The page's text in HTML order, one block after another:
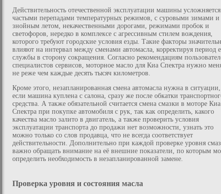
Действительность отечественной эксплуатации машины усложняется
частыми перепадами температурных режимов, с суровыми зимами и
знойным летом, некачественными дорогами, режимами пробок и
светофоров, нередко в комплексе с агрессивным стилем вождения,
которого требуют городские условия езды. Такие факторы
влияют на интервал между сменами автомасла, корректируя период
службы в сторону сокращения. Согласно рекомендациям
специалистов сервисов, моторное масло для Киа Спектра нужно
не реже чем каждые десять тысяч километров.
Кроме этого, незапланированная смена автомасла нужна в ситуации,
если машина куплена с салона, сразу же после обкатки
средства. А также обязательной считается смена смазки в моторе Киа
Спектра при покупке автомобиля с рук, так как определить, какого
качества масло залито в двигатель, а также проверить условия
эксплуатации транспорта до продажи нет возможности, узнать это
можно только со слов продавца, что не всегда соответствует
действительности. Дополнительно при каждой проверке уровня
важно обращать внимание на её внешние показатели, по которым
определить необходимость в незапланированной замене.
Проверка уровня и состояния масла